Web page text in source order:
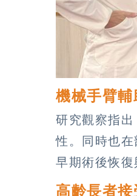
機械手臂
研究觀察指
性。同時也
早期術後恢復
高齡長者